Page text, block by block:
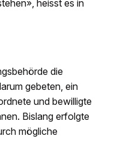
heisst es in
die
gebeten, ein
und bewilligte
Bislang erfolgte
mögliche